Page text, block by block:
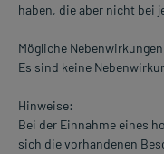
haben, die aber nicht bei
Mögliche
Es sind keine
Hinweise:
Bei der Einnahme eines
sich die vorhandenen